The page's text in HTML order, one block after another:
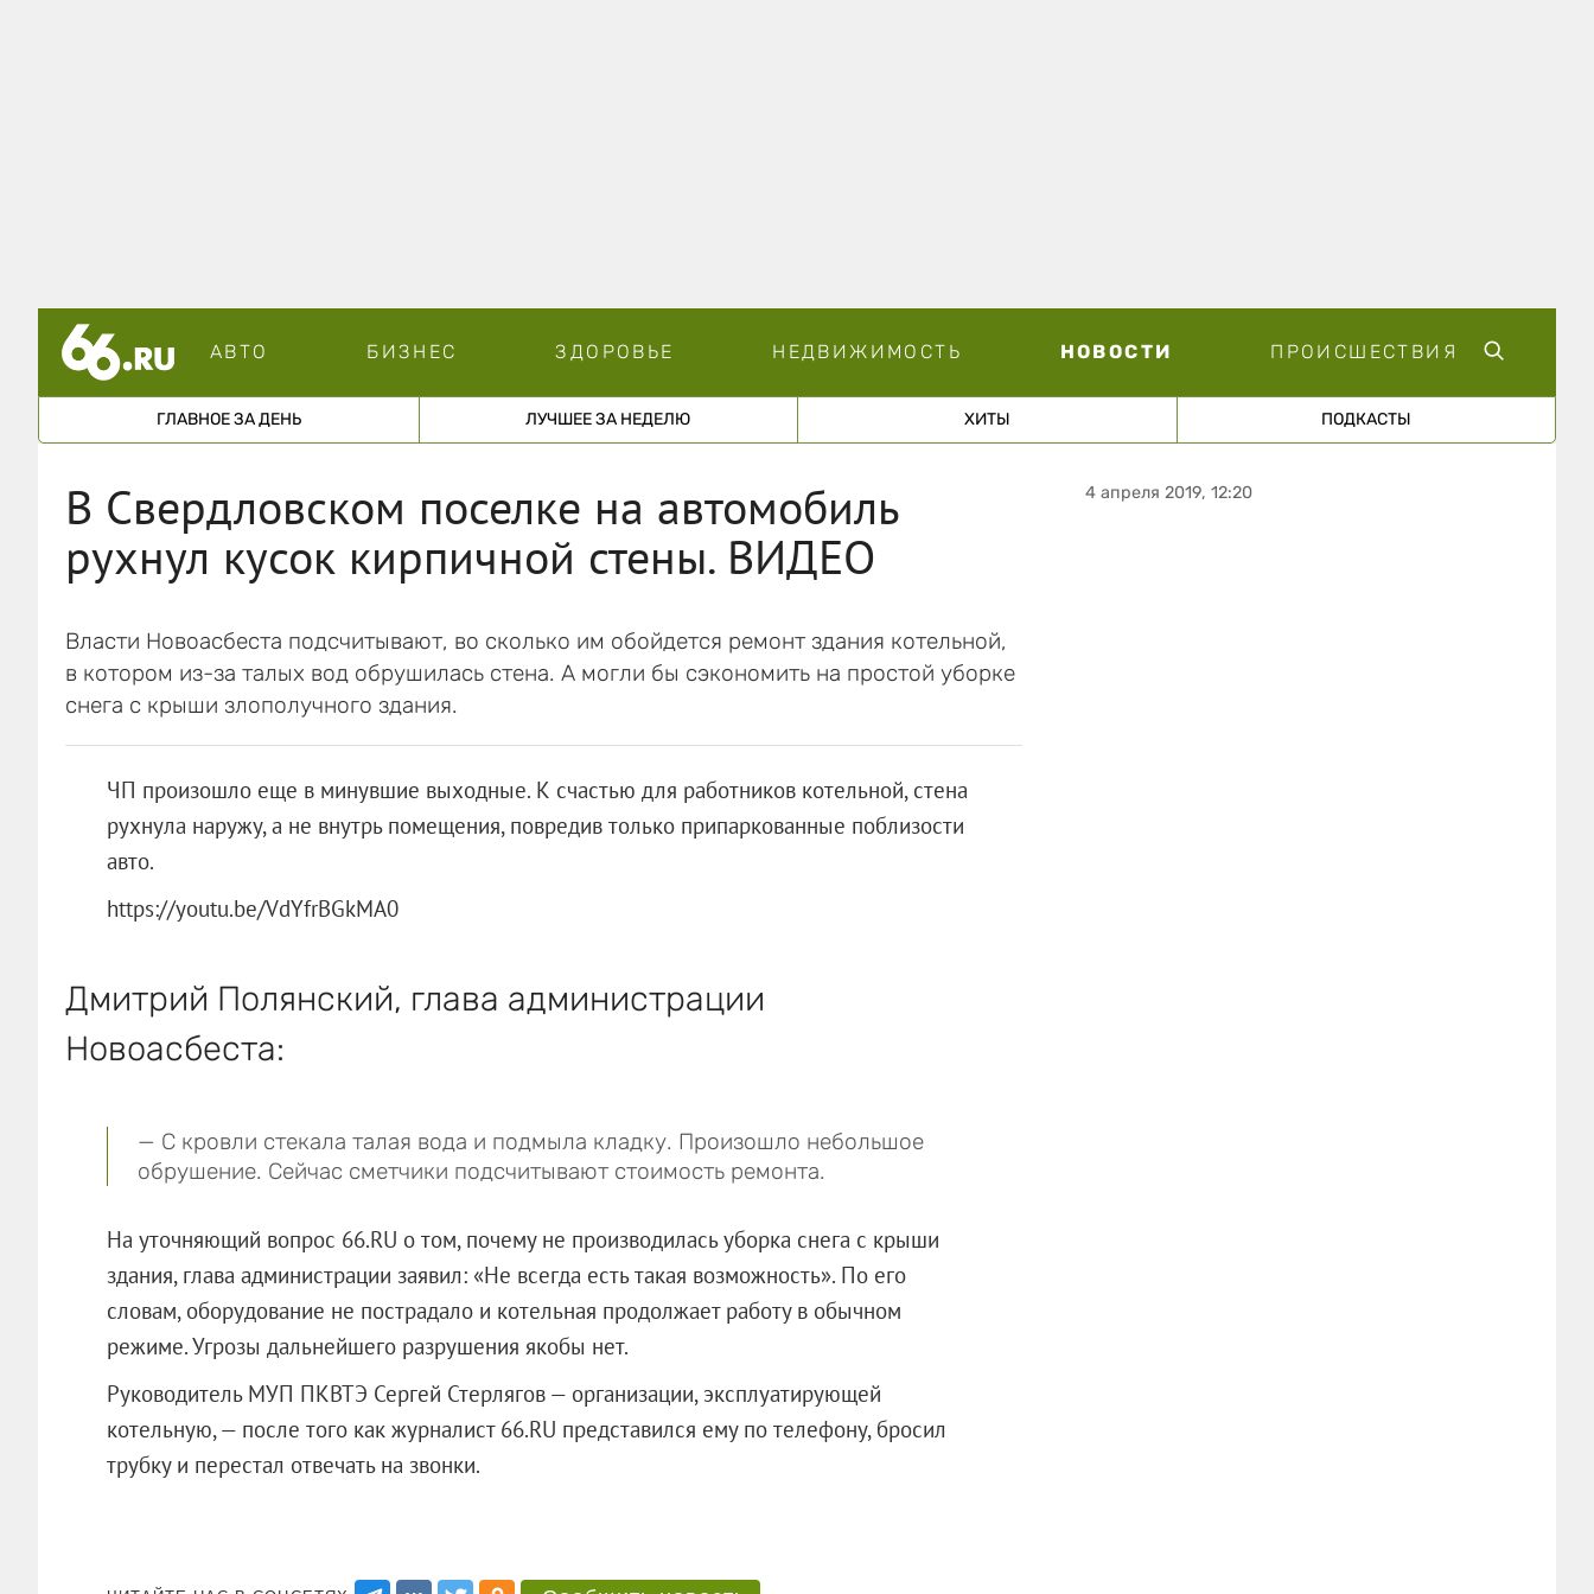
АВТО БИЗНЕС ЗДОРОВЬЕ НЕДВИЖИМОСТЬ НОВОСТИ ПРОИСШЕСТВИЯ
ГЛАВНОЕ ЗА ДЕНЬ ЛУЧШЕЕ ЗА НЕДЕЛЮ ХИТЫ ПОДКАСТЫ
В Свердловском поселке на автомобиль
рухнул кусок кирпичной стены. ВИДЕО
Власти Новоасбеста подсчитывают, во сколько им обойдется ремонт здания котельной,
в котором из-за талых вод обрушилась стена. А могли бы сэкономить на простой уборке
снега с крыши злополучного здания.
ЧП произошло еще в минувшие выходные. К счастью для работников котельной, стена
рухнула наружу, а не внутрь помещения, повредив только припаркованные поблизости
авто.
https://youtu.be/VdYfrBGkMA0
Дмитрий Полянский, глава администрации
Новоасбеста:
— С кровли стекала талая вода и подмыла кладку. Произошло небольшое
обрушение. Сейчас сметчики подсчитывают стоимость ремонта.
На уточняющий вопрос 66.RU о том, почему не производилась уборка снега с крыши
здания, глава администрации заявил: «Не всегда есть такая возможность». По его
словам, оборудование не пострадало и котельная продолжает работу в обычном
режиме. Угрозы дальнейшего разрушения якобы нет.
Руководитель МУП ПКВТЭ Сергей Стерлягов — организации, эксплуатирующей
котельную, — после того как журналист 66.RU представился ему по телефону, бросил
трубку и перестал отвечать на звонки.
4 апреля 2019, 12:20